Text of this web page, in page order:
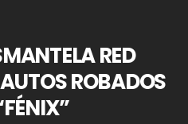
RED
ROBADOS